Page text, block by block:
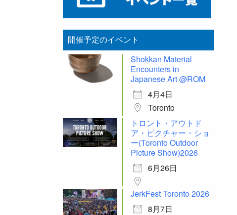
開催予定のイベント
Shokkan Material
Encounters in
Japanese Art @ROM
4月4日
Toronto
トロント・アウトド
ア・ピクチャー・ショ
ー(Toronto Outdoor
Picture Show)2026
6月26日
JerkFest Toronto 2026
8月7日